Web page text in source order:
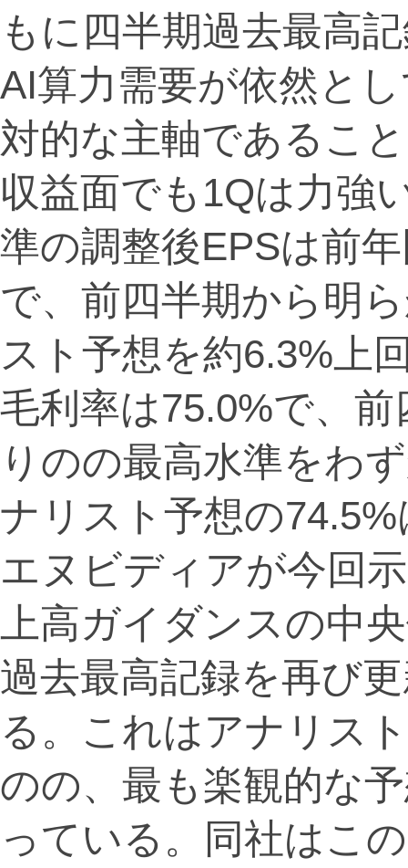
もに四半期過去最高
AI算力需要が依然と
対的な主軸であるこ
収益面でも1Qは力強
準の調整後EPSは前
で、前四半期から明
スト予想を約6.3%上
毛利率は75.0%で、
りのの最高水準をわ
ナリスト予想の
エヌビディアが今回
上高ガイダンスの中
過去最高記録を再び
る。これはアナリス
のの、最も楽観的な
っている。同社はこ